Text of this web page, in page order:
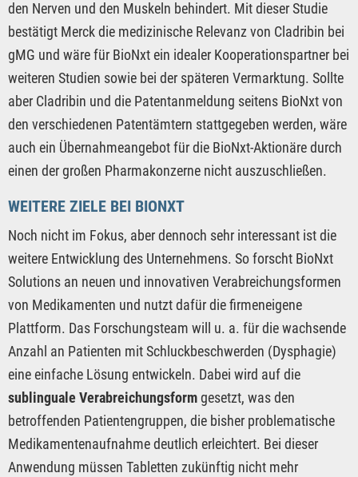
den Nerven und den Muskeln behindert. Mit dieser Studie
bestätigt Merck die medizinische Relevanz von Cladribin bei
gMG und wäre für BioNxt ein idealer Kooperationspartner bei
weiteren Studien sowie bei der späteren Vermarktung. Sollte
aber Cladribin und die Patentanmeldung seitens BioNxt von
den verschiedenen Patentämtern stattgegeben werden, wäre
auch ein Übernahmeangebot für die BioNxt-Aktionäre durch
einen der großen Pharmakonzerne nicht auszuschließen.
WEITERE ZIELE BEI BIONXT
Noch nicht im Fokus, aber dennoch sehr interessant ist die
weitere Entwicklung des Unternehmens. So forscht BioNxt
Solutions an neuen und innovativen Verabreichungsformen
von Medikamenten und nutzt dafür die firmeneigene
Plattform. Das Forschungsteam will u. a. für die wachsende
Anzahl an Patienten mit Schluckbeschwerden (Dysphagie)
eine einfache Lösung entwickeln. Dabei wird auf die
sublinguale Verabreichungsformgesetzt, was den
betroffenden Patientengruppen, die bisher problematische
Medikamentenaufnahme deutlich erleichtert. Bei dieser
Anwendung müssen Tabletten zukünftig nicht mehr